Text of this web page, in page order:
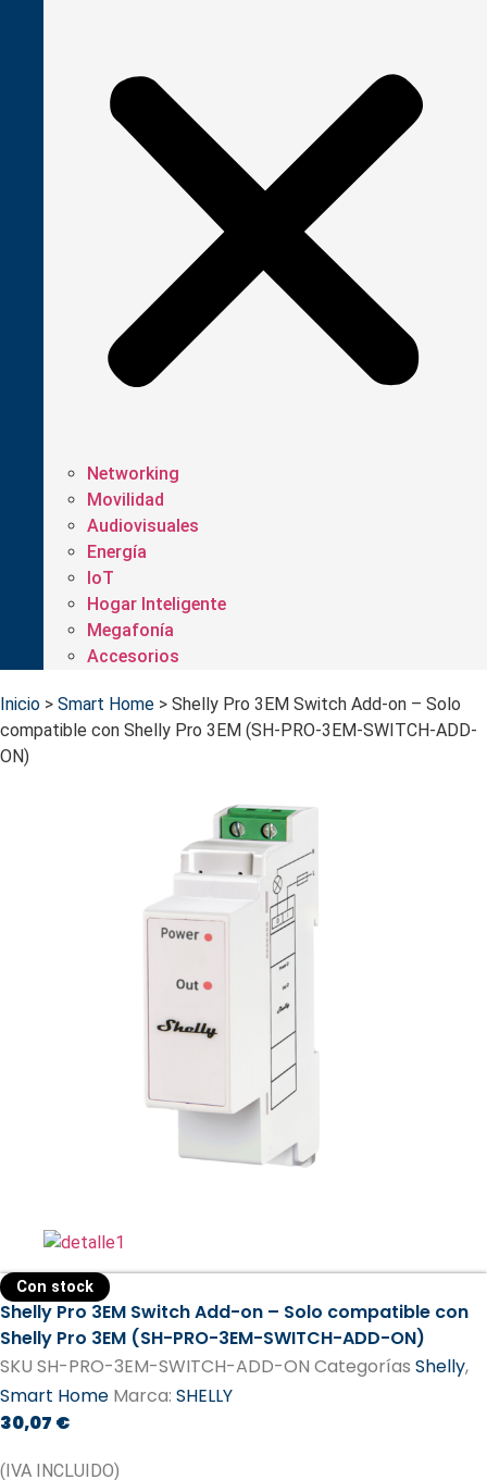
Networking
Movilidad
Audiovisuales
Energía
IoT
Hogar Inteligente
Megafonía
Accesorios
Inicio > Smart Home > Shelly Pro 3EM Switch Add-on – Solo
compatible con Shelly Pro 3EM (SH-PRO-3EM-SWITCH-ADD-
ON)
Con stock
Shelly Pro 3EM Switch Add-on – Solo compatible con
Shelly Pro 3EM (SH-PRO-3EM-SWITCH-ADD-ON)
SKU SH-PRO-3EM-SWITCH-ADD-ON Categorías Shelly,
Smart Home Marca: SHELLY
30,07 €
(IVA INCLUIDO)